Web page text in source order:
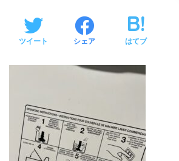
ツイート シェア はてブ